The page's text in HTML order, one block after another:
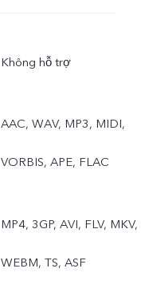
Camera trước: Chụp ảnh,
Quay video, Live Photo,
Video hiển thị kép
Không hỗ trợ
AAC, WAV, MP3, MIDI,
VORBIS, APE, FLAC
MP4, 3GP, AVI, FLV, MKV,
WEBM, TS, ASF